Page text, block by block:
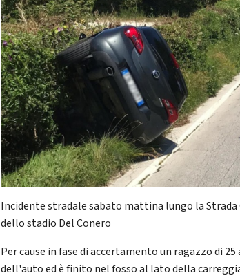
Incidente stradale sabato mattina lungo la
dello stadio Del Conero
Per cause in fase di accertamento un ragazzo di
dell'auto ed è finito nel fosso al lato della